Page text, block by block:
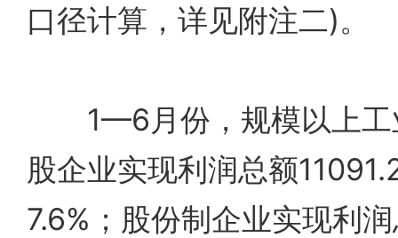
口径计算，详见附注二)。
1—6月份，规模以上工
股企业实现利润总额
7.6%；股份制企业实现利